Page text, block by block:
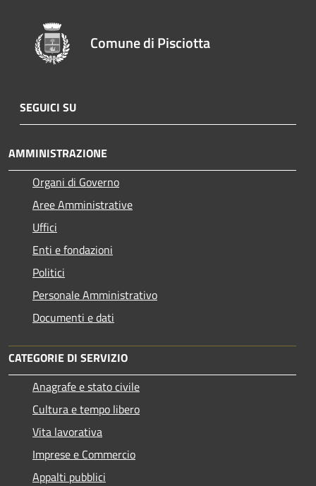
Comune di Pisciotta
SEGUICI SU
AMMINISTRAZIONE
Organi di Governo
Aree Amministrative
Uffici
Enti e fondazioni
Politici
Personale Amministrativo
Documenti e dati
CATEGORIE DI SERVIZIO
Anagrafe e stato civile
Cultura e tempo libero
Vita lavorativa
Imprese e Commercio
Appalti pubblici